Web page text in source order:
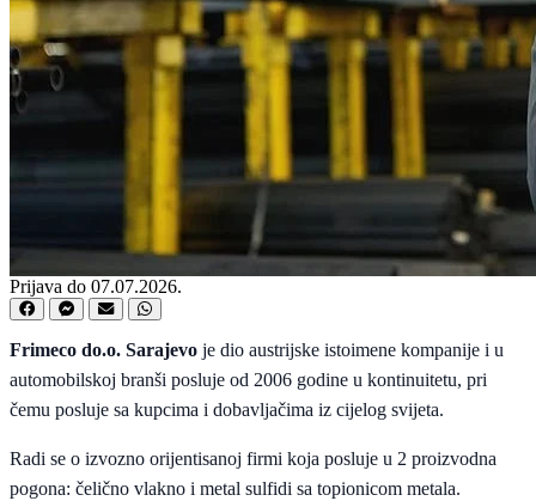
Prijava do 07.07.2026.
Frimeco do.o. Sarajevo je dio austrijske istoimene kompanije i u
automobilskoj branši posluje od 2006 godine u kontinuitetu, pri
čemu posluje sa kupcima i dobavljačima iz cijelog svijeta.
Radi se o izvozno orijentisanoj firmi koja posluje u 2 proizvodna
pogona: čelično vlakno i metal sulfidi sa topionicom metala.